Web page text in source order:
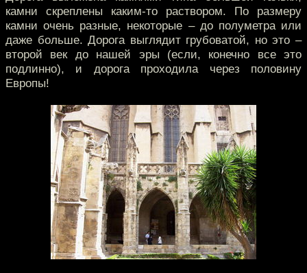
камни скреплены каким-то раствором. По размеру
камни очень разные, некоторые – до полуметра или
даже больше. Дорога выглядит грубоватой, но это –
второй век до нашей эры (если, конечно все это
подлинно), и дорога проходила через половину
Европы!